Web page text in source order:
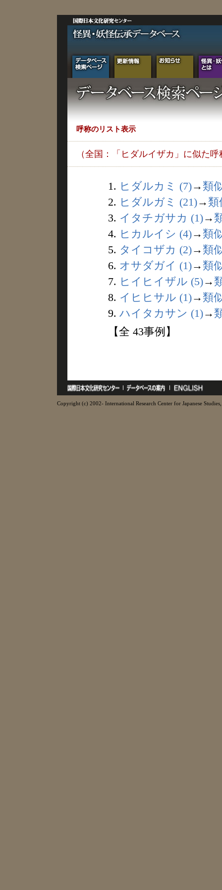
呼称のリスト表示
（全国：「ヒダルイザカ」に似た呼
1. ヒダルカミ (7)→ 類
2. ヒダルガミ (21)→ 類
3. イタチガサカ (1)→
4. ヒカルイシ (4)→ 類
5. タイコザカ (2)→ 類
6. オサダガイ (1)→ 類
7. ヒイヒイザル (5)→
8. イヒヒサル (1)→ 類
9. ハイタカサン (1)→
【全 43事例】
Copyright (c) 2002- International Research Center for Japanese